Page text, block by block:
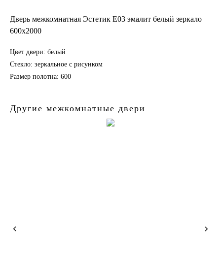
Дверь межкомнатная Эстетик E03 эмалит белый зеркало
600х2000
Цвет двери: белый
Стекло: зеркальное с рисунком
Размер полотна: 600
Другие межкомнатные двери